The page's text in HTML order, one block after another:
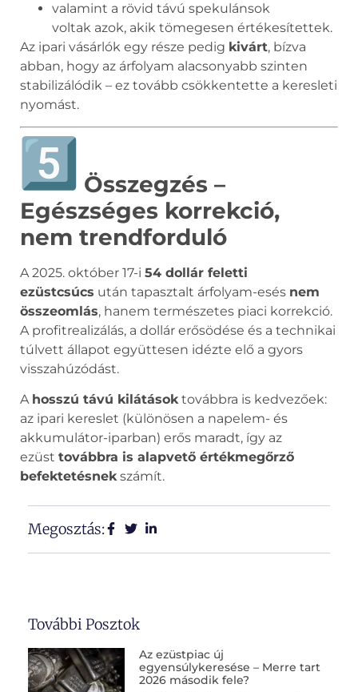
valamint a rövid távú spekulánsok
voltak azok, akik tömegesen értékesítettek.
Az ipari vásárlók egy része pedig kivárt, bízva
abban, hogy az árfolyam alacsonyabb szinten
stabilizálódik – ez tovább csökkentette a keresleti
nyomást.
Összegzés –
Egészséges korrekció,
nem trendforduló
A 2025. október 17-i 54 dollár feletti
ezüstcsúcs után tapasztalt árfolyam-esés nem
összeomlás, hanem természetes piaci korrekció.
A profitrealizálás, a dollár erősödése és a technikai
túlvett állapot együttesen idézte elő a gyors
visszahúzódást.
A hosszú távú kilátásoktovábbra is kedvezőek:
az ipari kereslet (különösen a napelem- és
akkumulátor-iparban) erős maradt, így az
ezüst továbbra is alapvető értékmegőrző
befektetésnekszámít.
Megosztás:
További Posztok
Az ezüstpiac új
egyensúlykeresése – Merre tart
2026 második fele?